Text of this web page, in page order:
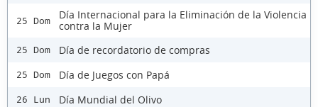
25 Dom
Día Internacional para la Eliminación de la Violencia
contra la Mujer
25 Dom Día de recordatorio de compras
25 Dom Día de Juegos con Papá
26 Lun Día Mundial del Olivo